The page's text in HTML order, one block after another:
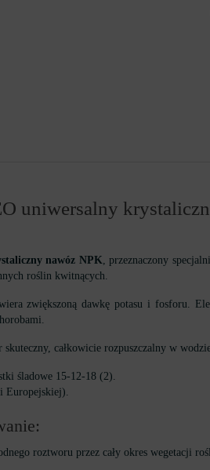
uniwersalny
nawóz NPK, przeznaczony
roślin kwitnących.
zwiększoną dawkę potasu i fosforu.
skuteczny, całkowicie rozpuszczalny w
śladowe 15-12-18 (2).
Europejskiej).
roztworu przez cały okres wegetacji